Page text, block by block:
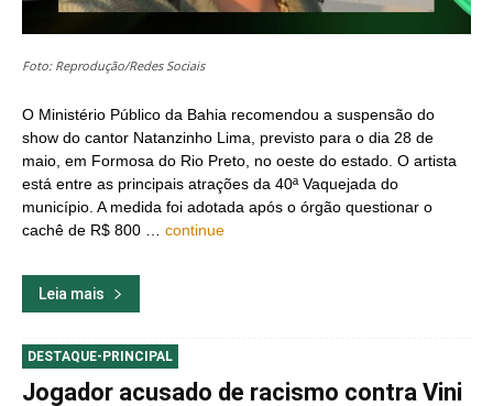
Foto: Reprodução/Redes Sociais
O Ministério Público da Bahia recomendou a suspensão do
show do cantor Natanzinho Lima, previsto para o dia 28 de
maio, em Formosa do Rio Preto, no oeste do estado. O artista
está entre as principais atrações da 40ª Vaquejada do
município. A medida foi adotada após o órgão questionar o
cachê de R$ 800 … continue
Leia mais
DESTAQUE-PRINCIPAL
Jogador acusado de racismo contra Vini